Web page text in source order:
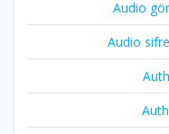
Audio
Audio